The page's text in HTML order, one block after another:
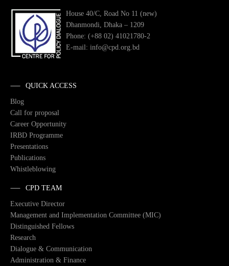
House 40/C, Road No 11 (new)
Dhanmondi, Dhaka – 1209
Phone: (+88 02) 41021780-2
E-mail: info@cpd.org.bd
QUICK ACCESS
Blog
Call for proposal
Career Opportunity
IRBD Programme
Presentations
Publications
Whistleblowing
CPD TEAM
Executive Director
Management and Implementation Committee (MIC)
Distinguished Fellows
Research
Dialogue & Communication
Administration & Finance